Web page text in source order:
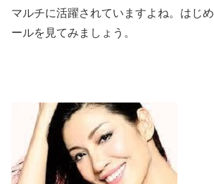
マルチに活躍されていますよね。はじ
ールを見てみましょう。